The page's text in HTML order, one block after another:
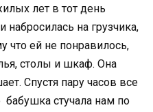
лет в тот день
на грузчика,
что ей не понравилось,
столы и шкаф. Она
Спустя пару часов все
стучала нам по